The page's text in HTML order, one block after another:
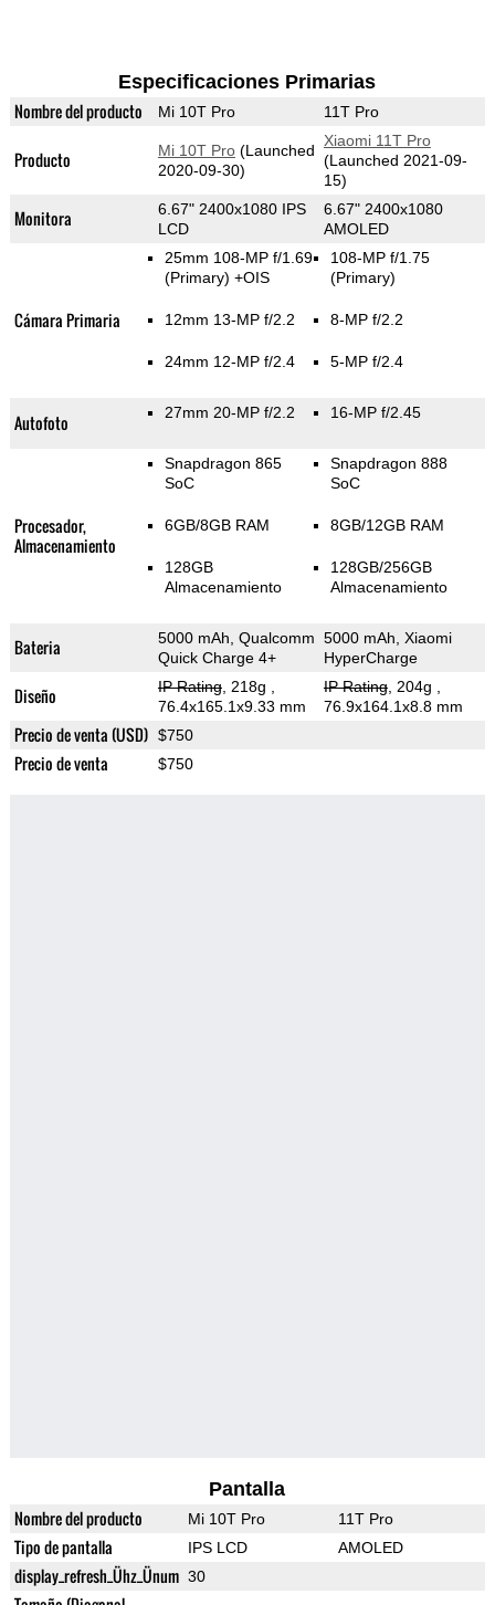
Especificaciones Primarias
Nombre del producto Mi 10T Pro 11T Pro
Producto Mi 10T Pro(Launched
2020-09-30)
Xiaomi 11T Pro
(Launched 2021-09-
15)
Monitora
6.67" 2400x1080 IPS
LCD
6.67" 2400x1080
AMOLED
Cámara Primaria
25mm 108-MP f/1.69
(Primary) +OIS
12mm 13-MP f/2.2
24mm 12-MP f/2.4
108-MP f/1.75
(Primary)
8-MP f/2.2
5-MP f/2.4
Autofoto 27mm 20-MP f/2.2 16-MP f/2.45
Procesador,
Almacenamiento
Snapdragon 865
SoC
6GB/8GB RAM
128GB
Almacenamiento
Snapdragon 888
SoC
8GB/12GB RAM
128GB/256GB
Almacenamiento
Bateria
5000 mAh, Qualcomm
Quick Charge 4+
5000 mAh, Xiaomi
HyperCharge
Diseño IP Rating, 218g
76.4x165.1x9.33 mm
IP Rating, 204g
76.9x164.1x8.8 mm
Precio de venta (USD) $750
Precio de venta $750
Pantalla
Nombre del producto Mi 10T Pro 11T Pro
Tipo de pantalla IPS LCD AMOLED
display_refresh_Ühz_Ünum 30